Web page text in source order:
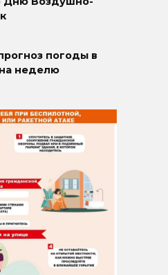
погоды в
неделю